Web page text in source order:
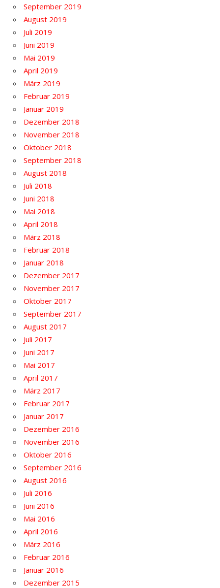
September 2019
August 2019
Juli 2019
Juni 2019
Mai 2019
April 2019
März 2019
Februar 2019
Januar 2019
Dezember 2018
November 2018
Oktober 2018
September 2018
August 2018
Juli 2018
Juni 2018
Mai 2018
April 2018
März 2018
Februar 2018
Januar 2018
Dezember 2017
November 2017
Oktober 2017
September 2017
August 2017
Juli 2017
Juni 2017
Mai 2017
April 2017
März 2017
Februar 2017
Januar 2017
Dezember 2016
November 2016
Oktober 2016
September 2016
August 2016
Juli 2016
Juni 2016
Mai 2016
April 2016
März 2016
Februar 2016
Januar 2016
Dezember 2015